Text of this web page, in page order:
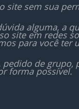
site sem sua
alguma, a
site em redes
para você ter
de
forma possível.